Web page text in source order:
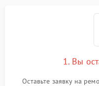
изображения
1. Вы
Оставьте заявку на